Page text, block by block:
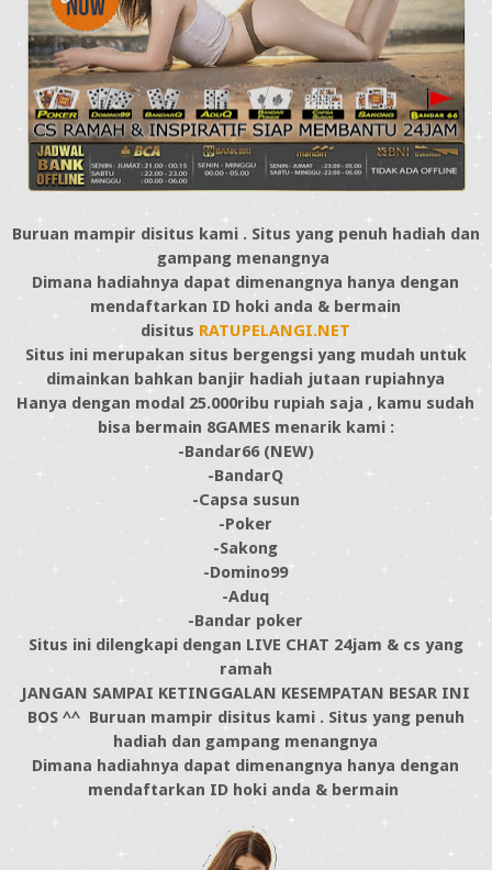
Buruan mampir disitus kami . Situs yang penuh hadiah dan
gampang menangnya
Dimana hadiahnya dapat dimenangnya hanya dengan
mendaftarkan ID hoki anda & bermain
disitus RATUPELANGI.NET
Situs ini merupakan situs bergengsi yang mudah untuk
dimainkan bahkan banjir hadiah jutaan rupiahnya
Hanya dengan modal 25.000ribu rupiah saja , kamu sudah
bisa bermain 8GAMES menarik kami :
-Bandar66 (NEW)
-BandarQ
-Capsa susun
-Poker
-Sakong
-Domino99
-Aduq
-Bandar poker
Situs ini dilengkapi dengan LIVE CHAT 24jam & cs yang
ramah
JANGAN SAMPAI KETINGGALAN KESEMPATAN BESAR INI
BOS ^^ Buruan mampir disitus kami . Situs yang penuh
hadiah dan gampang menangnya
Dimana hadiahnya dapat dimenangnya hanya dengan
mendaftarkan ID hoki anda & bermain